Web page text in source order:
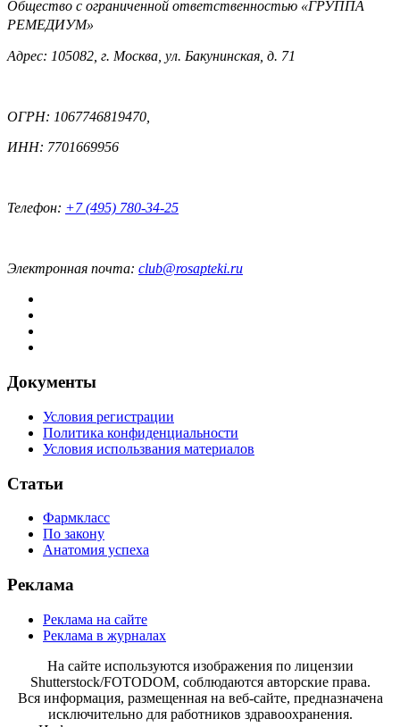
Общество с ограниченной ответственностью «ГРУППА
РЕМЕДИУМ»
Адрес: 105082, г. Москва, ул. Бакунинская, д. 71
ОГРН: 1067746819470,
ИНН: 7701669956
Телефон: +7 (495) 780-34-25
Электронная почта: club@rosapteki.ru
Документы
Условия регистрации
Политика конфиденциальности
Условия использвания материалов
Статьи
Фармкласс
По закону
Анатомия успеха
Реклама
Реклама на сайте
Реклама в журналах
На сайте используются изображения по лицензии
Shutterstock/FOTODOM, соблюдаются авторские права.
Вся информация, размещенная на веб-сайте, предназначена
исключительно для работников здравоохранения.